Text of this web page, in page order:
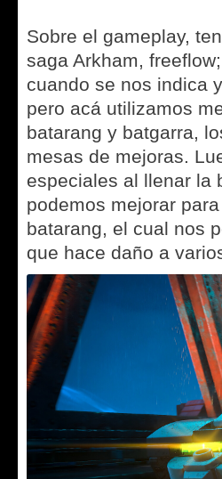
Sobre el gameplay,
saga Arkham,
cuando se nos indica
pero acá utilizamos
batarang y batgarra,
mesas de mejoras.
especiales al llenar la
podemos mejorar
batarang, el cual nos
que hace daño a